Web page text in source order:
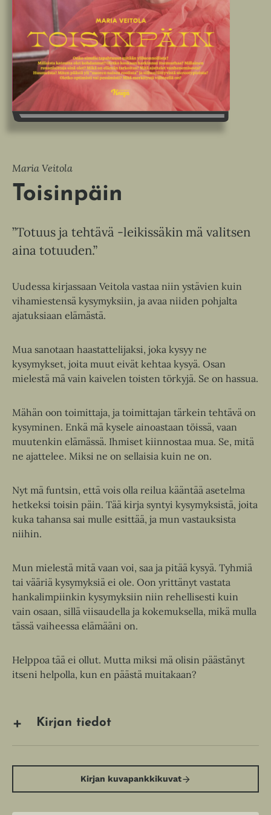
Maria Veitola
Toisinpäin
”Totuus ja tehtävä -leikissäkin mä valitsen
aina totuuden.”
Uudessa kirjassaan Veitola vastaa niin ystävien kuin
vihamiestensä kysymyksiin, ja avaa niiden pohjalta
ajatuksiaan elämästä.
Mua sanotaan haastattelijaksi, joka kysyy ne
kysymykset, joita muut eivät kehtaa kysyä. Osan
mielestä mä vain kaivelen toisten törkyjä. Se on hassua.
Mähän oon toimittaja, ja toimittajan tärkein tehtävä on
kysyminen. Enkä mä kysele ainoastaan töissä, vaan
muutenkin elämässä. Ihmiset kiinnostaa mua. Se, mitä
ne ajattelee. Miksi ne on sellaisia kuin ne on.
Nyt mä funtsin, että vois olla reilua kääntää asetelma
hetkeksi toisin päin. Tää kirja syntyi kysymyksistä, joita
kuka tahansa sai mulle esittää, ja mun vastauksista
niihin.
Mun mielestä mitä vaan voi, saa ja pitää kysyä. Tyhmiä
tai vääriä kysymyksiä ei ole. Oon yrittänyt vastata
hankalimpiinkin kysymyksiin niin rehellisesti kuin
vain osaan, sillä viisaudella ja kokemuksella, mikä mulla
tässä vaiheessa elämääni on.
Helppoa tää ei ollut. Mutta miksi mä olisin päästänyt
itseni helpolla, kun en päästä muitakaan?
Kirjan tiedot
Kirjan kuvapankkikuvat